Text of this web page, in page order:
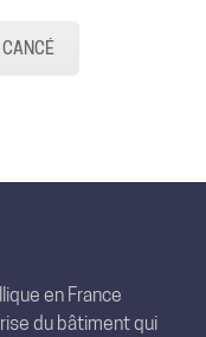
en France
du bâtiment qui